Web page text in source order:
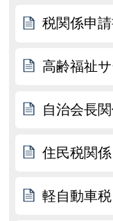
税関係申
高齢福祉
自治会長
住民税関係
軽自動車